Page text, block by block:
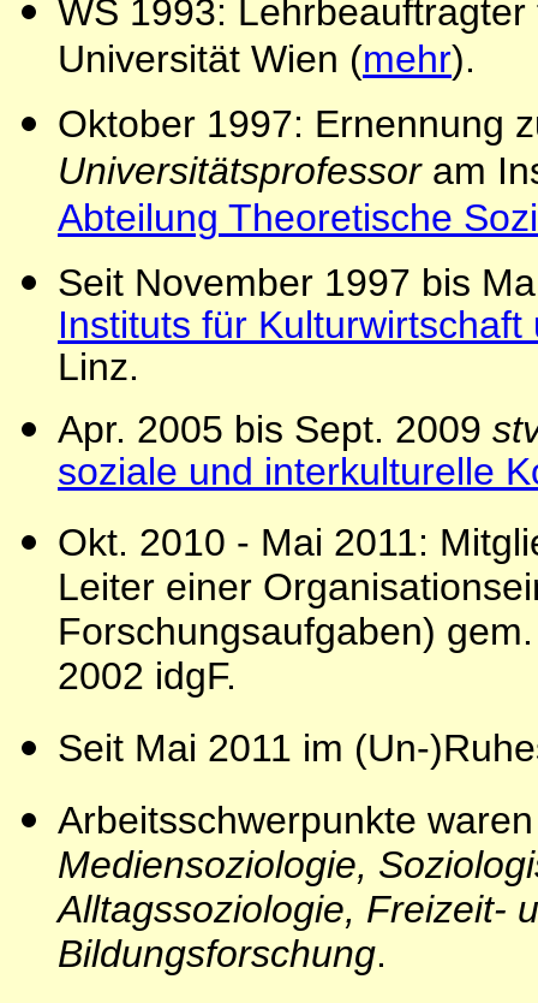
WS 1993: Lehrbeauftragter
Universität Wien (mehr).
Oktober 1997: Ernennung
Universitätsprofessoram
Abteilung Theoretische
Seit November 1997 bis
Instituts für
Linz.
Apr. 2005 bis Sept. 2009
soziale und interkulturelle
Okt. 2010 - Mai 2011:
Leiter einer
Forschungsaufgaben)
2002 idgF.
Seit Mai 2011 im (Un-
Arbeitsschwerpunkte
Mediensoziologie,
Alltagssoziologie, Freizeit-
Bildungsforschung.